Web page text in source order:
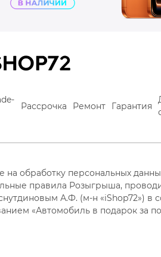
Рассрочка Ремонт Гарантия
на обработку персональных
правила Розыгрыша,
А.Ф. (м-н «iShop72») в
«Автомобиль в подарок за